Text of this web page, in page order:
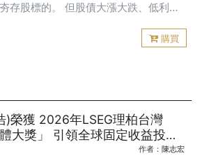
存股標的。 但股債大漲大跌、低利率
數也逾220檔， 是不是貴了？該怎麼
期更
購買
)榮獲 2026年LSEG理柏台灣
大獎」 引領全球固定收益投資
資實力
作者： 陳志宏